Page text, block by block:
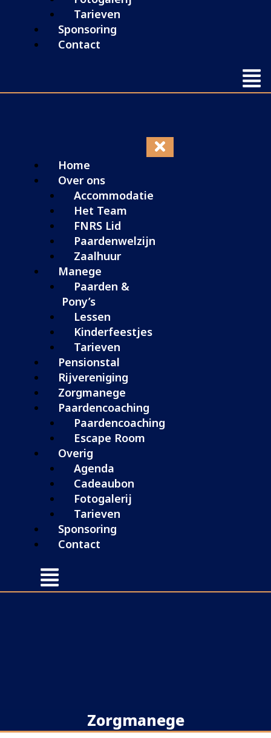
Tarieven
Sponsoring
Contact
Home
Over ons
Accommodatie
Het Team
FNRS Lid
Paardenwelzijn
Zaalhuur
Manege
Paarden &
Pony’s
Lessen
Kinderfeestjes
Tarieven
Pensionstal
Rijvereniging
Zorgmanege
Paardencoaching
Paardencoaching
Escape Room
Overig
Agenda
Cadeaubon
Fotogalerij
Tarieven
Sponsoring
Contact
Zorgmanege